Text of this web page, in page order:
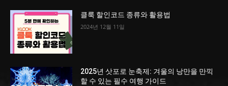
클룩 할인코드 종류와 활용법
2024년 12월 11일
2025년 삿포로 눈축제: 겨울의 낭만을 만끽
할 수 있는 필수 여행 가이드